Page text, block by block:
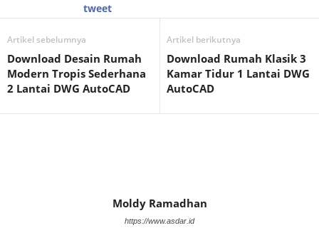
tweet
Artikel sebelumnya
Download Desain Rumah
Modern Tropis Sederhana
2 Lantai DWG AutoCAD
Artikel berikutnya
Download Rumah Klasik 3
Kamar Tidur 1 Lantai DWG
AutoCAD
Moldy Ramadhan
https://www.asdar.id